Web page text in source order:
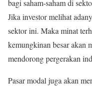
bagi saham-saham di
Jika investor melihat
sektor ini. Maka minat
kemungkinan besar akan
mendorong pergerakan
Pasar modal juga akan